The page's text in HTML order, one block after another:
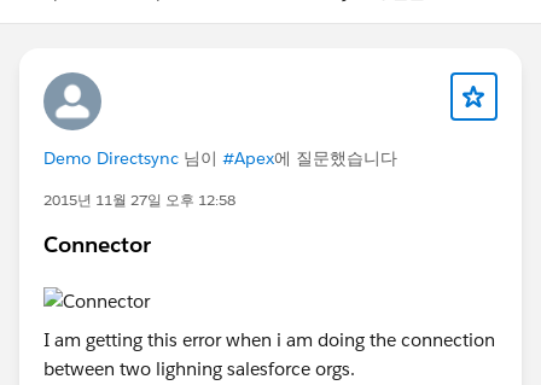
Demo Directsync 님이 #Apex에 질문했습니다
2015년 11월 27일 오후 12:58
Connector
I am getting this error when i am doing the connection
between two lighning salesforce orgs.